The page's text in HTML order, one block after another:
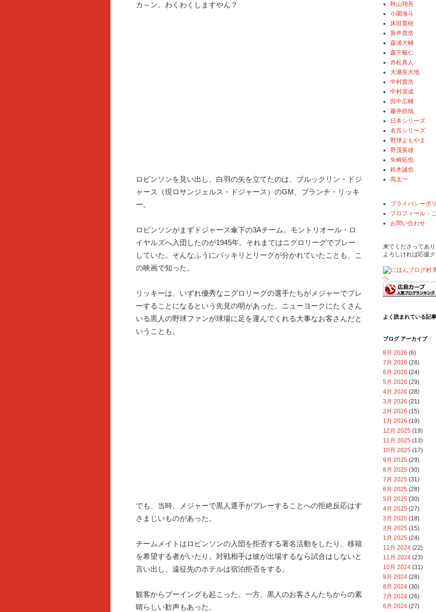
カ～ン。わくわくしますやん？
ロビンソンを見い出し、白羽の矢を立てたのは、ブルックリン・ドジ
ャース（現ロサンジェルス・ドジャース）のGM、ブランチ・リッキ
ー。
ロビンソンがまずドジャース傘下の3Aチーム、モントリオール・ロ
イヤルズへ入団したのが1945年。それまではニグロリーグでプレー
していた。そんなふうにパッキリとリーグが分かれていたことも、こ
の映画で知った。
リッキーは、いずれ優秀なニグロリーグの選手たちがメジャーでプレ
ーすることになるという先見の明があった。ニューヨークにたくさん
いる黒人の野球ファンが球場に足を運んでくれる大事なお客さんだと
いうことも。
でも、当時、メジャーで黒人選手がプレーすることへの拒絶反応はす
さまじいものがあった。
チームメイトはロビンソンの入団を拒否する署名活動をしたり、移籍
を希望する者がいたり。対戦相手は彼が出場するなら試合はしないと
言い出し、遠征先のホテルは宿泊拒否をする。
観客からブーイングも起こった。一方、黒人のお客さんたちからの素
晴らしい歓声もあった。
秋山翔吾
小園海斗
床田寛樹
新井貴浩
森浦大輔
森下暢仁
赤松真人
大瀬良大地
中村貴浩
中村奨成
田中広輔
藤井皓哉
日本シリーズ
名言シリーズ
野球よもやま
野茂英雄
矢崎拓也
鈴木誠也
髙太一
プライバシーポ
プロフィール・
お問い合わせ
来てくださってあ
よろしければ応援
よく読まれている記事
ブログ アーカイブ
8月 2026 (6)
7月 2026 (28)
6月 2026 (24)
5月 2026 (29)
4月 2026 (28)
3月 2026 (21)
2月 2026 (15)
1月 2026 (19)
12月 2025 (19)
11月 2025 (13)
10月 2025 (17)
9月 2025 (29)
8月 2025 (30)
7月 2025 (31)
6月 2025 (28)
5月 2025 (30)
4月 2025 (27)
3月 2025 (18)
2月 2025 (15)
1月 2025 (24)
12月 2024 (22)
11月 2024 (23)
10月 2024 (31)
9月 2024 (28)
8月 2024 (30)
7月 2024 (26)
6月 2024 (27)